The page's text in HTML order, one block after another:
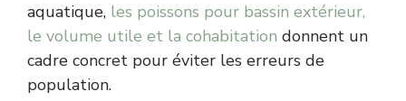
aquatique, les poissons pour bassin extérieur,
le volume utile et la cohabitation donnent un
cadre concret pour éviter les erreurs de
population.